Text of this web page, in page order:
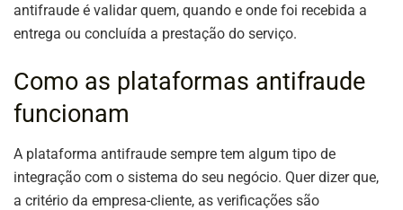
antifraude é validar quem, quando e onde foi recebida a
entrega ou concluída a prestação do serviço.
Como as plataformas antifraude
funcionam
A plataforma antifraude sempre tem algum tipo de
integração com o sistema do seu negócio. Quer dizer que,
a critério da empresa-cliente, as verificações são